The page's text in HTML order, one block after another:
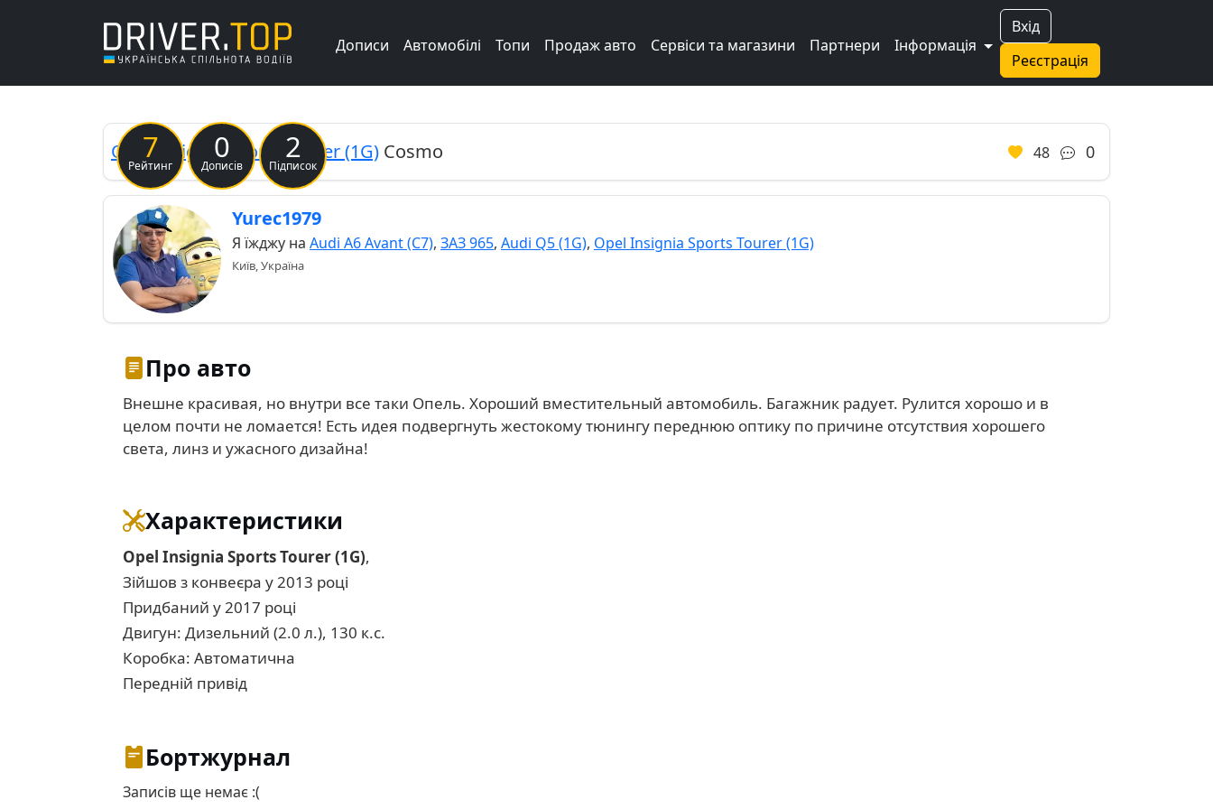
Вхід
Реєстрація
Дописи Автомобілі Топи Продаж авто Сервіси та магазини Партнери Інформація
7
Рейтинг
0
Дописів
2
Підписок
OpelInsignia Sports Tourer (1G) Cosmo 48 0
Yurec1979
Я їжджу на Audi A6 Avant (C7), ЗАЗ 965, Audi Q5 (1G), Opel Insignia Sports Tourer (1G)
Київ, Україна
Про авто
Внешне красивая, но внутри все таки Опель. Хороший вместительный автомобиль. Багажник радует. Рулится хорошо и в
целом почти не ломается! Есть идея подвергнуть жестокому тюнингу переднюю оптику по причине отсутствия хорошего
света, линз и ужасного дизайна!
Характеристики
Opel Insignia Sports Tourer (1G),
Зійшов з конвеєра у 2013 році
Придбаний у 2017 році
Двигун: Дизельний (2.0 л.), 130 к.с.
Коробка: Автоматична
Передній привід
Бортжурнал
Записів ще немає :(